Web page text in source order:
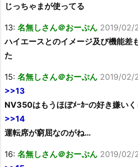
じっちゃまが使ってる
13: 名無しさん＠おーぷん 2019/02/
ハイエースとのイメージ及び機能差
た
15: 名無しさん＠おーぷん 2019/02/
>>13
NV350はもうほぼﾒｰｶｰの好き嫌い
>>14
運転席が窮屈なのがね…
16: 名無しさん＠おーぷん 2019/02/